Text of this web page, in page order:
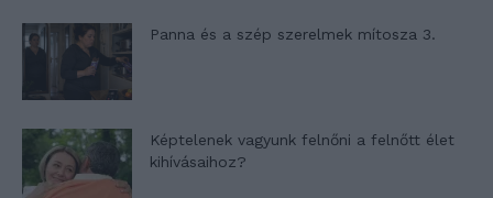
Panna és a szép szerelmek mítosza 3.
Képtelenek vagyunk felnőni a felnőtt élet
kihívásaihoz?